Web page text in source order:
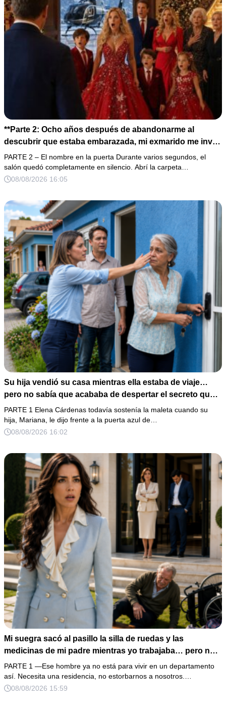
**Parte 2: Ocho años después de abandonarme al
descubrir que estaba embarazada, mi exmarido me invitó
a la cena de Navidad convencido de que podría burlarse
de la mujer a la que creía una fracasada y sin hijos. Lo
que jamás imaginó fue que esa noche sería él quien
PARTE 2 – El nombre en la puerta Durante varios segundos, el
salón quedó completamente en silencio. Abrí la carpeta…
08/08/2026 16:05
Su hija vendió su casa mientras ella estaba de viaje…
pero no sabía que acababa de despertar el secreto que
su padre dejó antes de morir
PARTE 1 Elena Cárdenas todavía sostenía la maleta cuando su
hija, Mariana, le dijo frente a la puerta azul de…
08/08/2026 16:02
Mi suegra sacó al pasillo la silla de ruedas y las
medicinas de mi padre mientras yo trabajaba… pero no
sabía que él era dueño de la casa y que su hijo acabaría
perdiéndolo todo
PARTE 1 —Ese hombre ya no está para vivir en un departamento
así. Necesita una residencia, no estorbarnos a nosotros.…
08/08/2026 15:59